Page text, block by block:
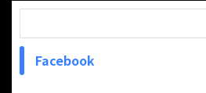
Facebook